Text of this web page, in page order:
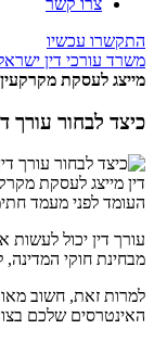
צרו קשר
התקשרו עכשיו
משרד עורכי דין
מייצג לעסקת מקרקעין
כיצד לבחור עורך
דין מייצג לעסקת
העומד לפני מעמד
עורך דין יכול
מבחינת חוקי
למרות זאת, חשוב
האינטרסים שלכם